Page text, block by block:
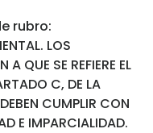
rubro:
LOS
A QUE SE REFIERE EL
C, DE LA
CUMPLIR CON
E IMPARCIALIDAD.